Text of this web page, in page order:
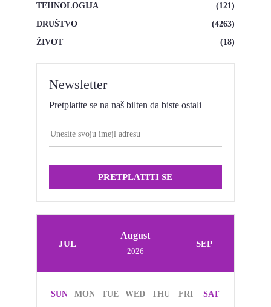
TEHNOLOGIJA
(121)
DRUŠTVO
(4263)
ŽIVOT
(18)
Newsletter
Pretplatite se na naš bilten da biste ostali
PRETPLATITI SE
JUL
August
2026
SEP
SUN MON TUE WED THU FRI SAT